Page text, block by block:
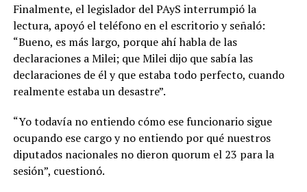
Finalmente, el legislador del PAyS interrumpió la
lectura, apoyó el teléfono en el escritorio y señaló:
“Bueno, es más largo, porque ahí habla de las
declaraciones a Milei; que Milei dijo que sabía las
declaraciones de él y que estaba todo perfecto, cuando
realmente estaba un desastre”.
“Yo todavía no entiendo cómo ese funcionario sigue
ocupando ese cargo y no entiendo por qué nuestros
diputados nacionales no dieron quorum el 23 para la
sesión”, cuestionó.